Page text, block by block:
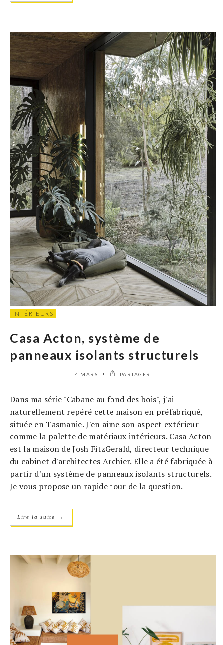
INTÉRIEURS
Casa Acton, système de
panneaux isolants structurels
4 MARS PARTAGER
Dans ma série "Cabane au fond des bois", j'ai
naturellement repéré cette maison en préfabriqué,
située en Tasmanie. J'en aime son aspect extérieur
comme la palette de matériaux intérieurs. Casa Acton
est la maison de Josh FitzGerald, directeur technique
du cabinet d'architectes Archier. Elle a été fabriquée à
partir d'un système de panneaux isolants structurels.
Je vous propose un rapide tour de la question.
Lire la suite →